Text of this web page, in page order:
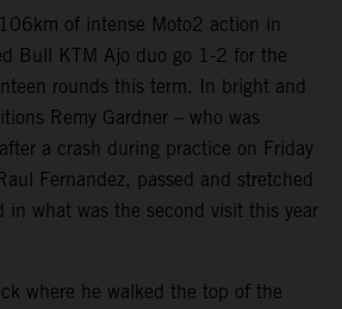
of intense Moto2 action in
Bull KTM Ajo duo go 1-2 for the
rounds this term. In bright and
Remy Gardner – who was
a crash during practice on Friday
Fernandez, passed and stretched
in what was the second visit this year
where he walked the top of the